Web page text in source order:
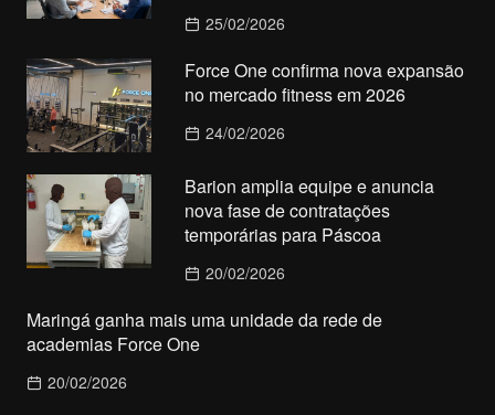
25/02/2026
Force One confirma nova expansão
no mercado fitness em 2026
24/02/2026
Barion amplia equipe e anuncia
nova fase de contratações
temporárias para Páscoa
20/02/2026
Maringá ganha mais uma unidade da rede de
academias Force One
20/02/2026